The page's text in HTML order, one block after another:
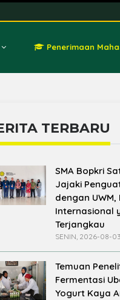
Penerimaan
TERBARU
SMA Bopkri
Jajaki
dengan
Internasional
Terjangkau
SENIN, 2026-08-03
Temuan
Fermentasi
Yogurt Kaya